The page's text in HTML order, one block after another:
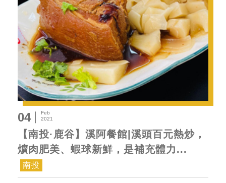
04
Feb
2021
【南投·鹿谷】溪阿餐館|溪頭百元熱炒，
爌肉肥美、蝦球新鮮，是補充體力...
南投